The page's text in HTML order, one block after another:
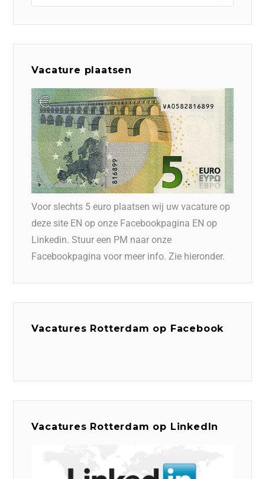
Vacature plaatsen
Voor slechts 5 euro plaatsen wij uw vacature op
deze site EN op onze Facebookpagina EN op
Linkedin. Stuur een PM naar onze
Facebookpagina voor meer info. Zie hieronder.
Vacatures Rotterdam op Facebook
Vacatures Rotterdam op LinkedIn